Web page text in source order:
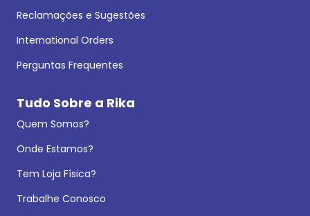
Reclamações e Sugestões
International Orders
Perguntas Frequentes
Tudo Sobre a Rika
Quem Somos?
Onde Estamos?
Tem Loja Física?
Trabalhe Conosco